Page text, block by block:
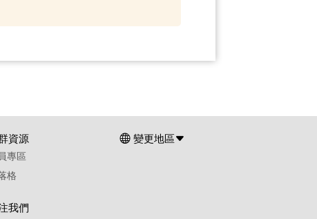
資源
專區
格
我們
變更地區